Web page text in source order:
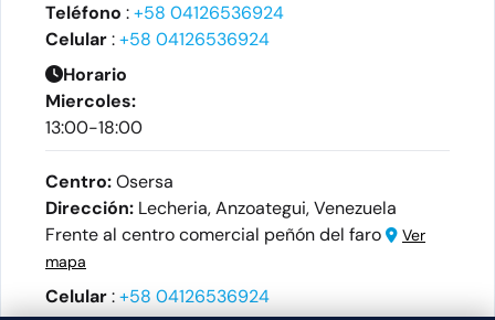
Teléfono :+58 04126536924
Celular:+58 04126536924
Horario
Miercoles:
13:00-18:00
Centro:Osersa
Dirección: Lecheria, Anzoategui, Venezuela
Frente al centro comercial peñón del faro
Ver
mapa
Celular:+58 04126536924